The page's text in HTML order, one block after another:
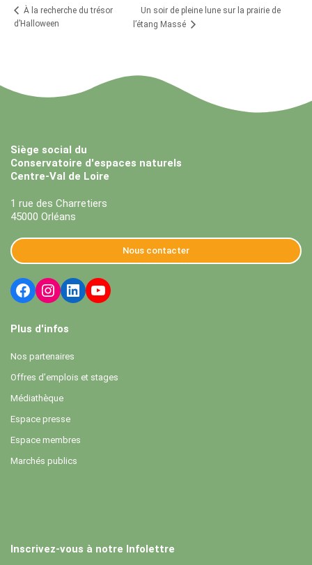
À la recherche du trésor
d’Halloween
Un soir de pleine lune sur la prairie de
l’étang Massé
Siège social du
Conservatoire d'espaces naturels
Centre-Val de Loire
1 rue des Charretiers
45000 Orléans
Nous contacter
Plus d'infos
Nos partenaires
Offres d’emplois et stages
Médiathèque
Espace presse
Espace membres
Marchés publics
Inscrivez-vous à notre Infolettre